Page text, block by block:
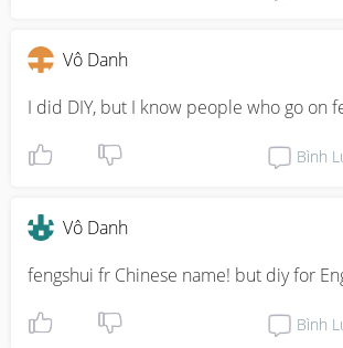
Vô Danh
I did DIY, but I know people who go on
Bình
Vô Danh
fengshui fr Chinese name! but diy for
Bình